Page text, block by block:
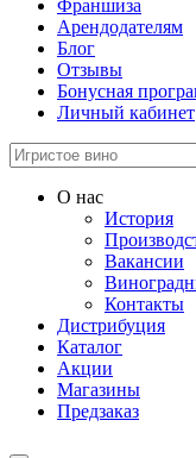
Франшиза
Арендодателям
Блог
Отзывы
Бонусная
Личный кабинет
О нас
История
Вакансии
Контакты
Дистрибуция
Каталог
Акции
Магазины
Предзаказ